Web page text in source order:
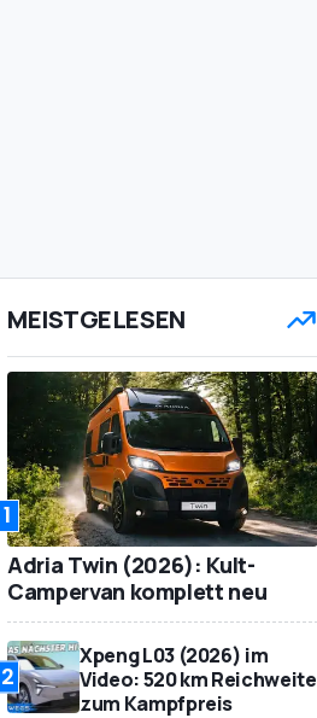
MEISTGELESEN
1
Adria Twin (2026): Kult-
Campervan komplett neu
2
Xpeng L03 (2026) im
Video: 520 km Reichweite
zum Kampfpreis